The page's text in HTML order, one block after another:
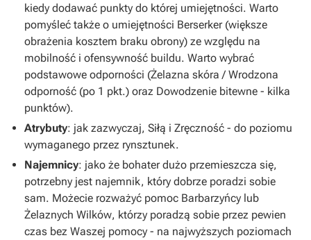
kiedy dodawać punkty do której umiejętności. Warto
pomyśleć także o umiejętności Berserker(większe
obrażenia kosztem braku obrony) ze względu na
mobilność i ofensywność buildu. Warto wybrać
podstawowe odporności (Żelazna skóra / Wrodzona
odporność (po 1 pkt.) oraz Dowodzenie bitewne - kilka
punktów).
Atrybuty: jak zazwyczaj, Siłą i Zręczność - do poziomu
wymaganego przez rynsztunek.
Najemnicy: jako że bohater dużo przemieszcza się,
potrzebny jest najemnik, który dobrze poradzi sobie
sam. Możecie rozważyć pomoc Barbarzyńcy lub
Żelaznych Wilków, którzy poradzą sobie przez pewien
czas bez Waszej pomocy - na najwyższych poziomach